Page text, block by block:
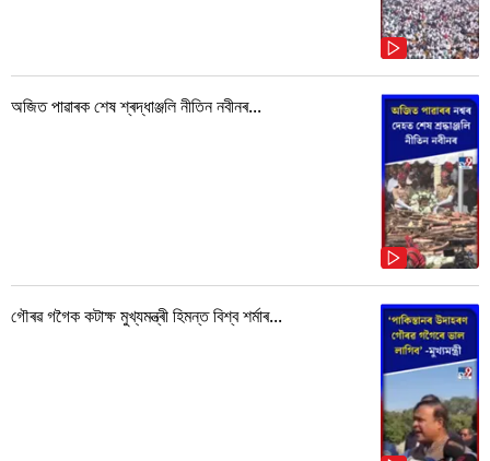
অজিত পাৱাৰক শেষ শ্ৰদ্ধাঞ্জলি নীতিন নবীনৰ...
গৌৰৱ গগৈক কটাক্ষ মুখ্যমন্ত্ৰী হিমন্ত বিশ্ব শৰ্মাৰ...